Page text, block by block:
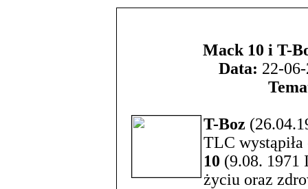
Mack 10 i T-
Data: 22-
T-Boz
TLC wystąpiła
10 (9.08. 1971
życiu oraz